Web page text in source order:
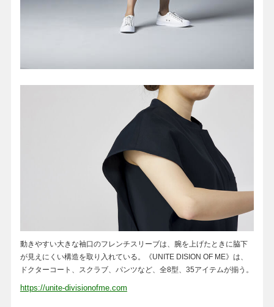
動きやすい大きな袖口のフレンチスリーブは、腕を上げたときに脇下
が見えにくい構造を取り入れている。《UNITE DISION OF ME》は、
ドクターコート、スクラブ、パンツなど、全8型、35アイテムが揃う。
https://unite-divisionofme.com